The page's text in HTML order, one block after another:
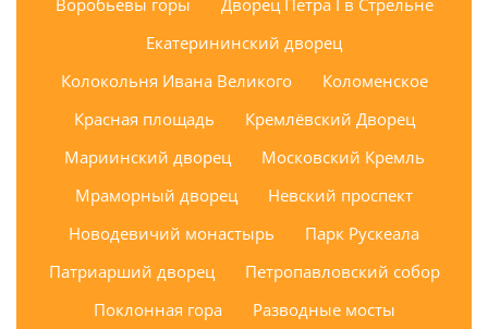
Екатерининский дворец
Колокольня Ивана Великого
Коломенское
Красная площадь
Кремлёвский Дворец
Мариинский дворец
Московский Кремль
Мраморный дворец
Невский проспект
Новодевичий монастырь
Парк Рускеала
Патриарший дворец
Петропавловский собор
Поклонная гора
Разводные мосты